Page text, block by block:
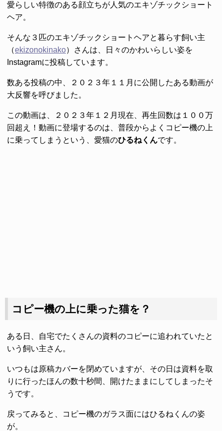
愛らしい特徴のある顔立ちが人気のエキゾチックショート
ヘア。
そんな３匹のエキゾチックショートヘアと暮らす飼い主
（ekizonokinako）さんは、日々のかわいらしい姿を
Instagramに投稿しています。
数ある投稿の中、２０２３年１１月に公開したある動画が
大反響を呼びました。
この動画は、２０２３年１２月現在、再生回数は１００万
回超え！動画に登場するのは、普段からよくコピー機の上
に乗ってしまうという、愛猫のひるねくんです。
コピー機の上に乗った猫を？
ある日、自宅でたくさんの資料のコピーに追われていたと
いう飼い主さん。
いつもは原稿カバーを閉めていますが、その日は資料を取
りに行ったほんの数十秒間、開けたままにしてしまったそ
うです。
戻ってみると、コピー機のガラス面にはひるねくんの姿
が。